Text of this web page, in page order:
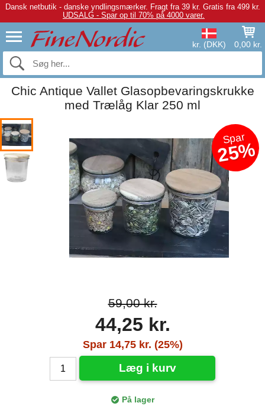
Dansk netbutik - danske yndlingsmærker. Fragt fra 39 kr. Gratis fra 499 kr.
UDSALG - Spar op til 70% på 4000 varer.
kr. (DKK) 0,00 kr.
Chic Antique Vallet Glasopbevaringskrukke
med Trælåg Klar 250 ml
Spar
25%
59,00 kr.
44,25 kr.
Spar 14,75 kr. (25%)
Læg i kurv
På lager